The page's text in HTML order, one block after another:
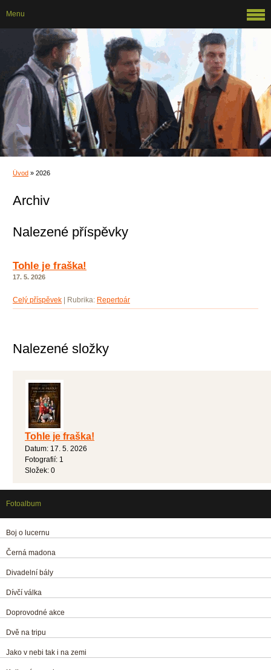
Úvod » 2026
Archiv
Nalezené příspěvky
Tohle je fraška!
17. 5. 2026
Celý příspěvek Rubrika: Repertoár
Nalezené složky
Tohle je fraška!
Datum: 17. 5. 2026
Fotografií: 1
Složek: 0
Menu
Fotoalbum
Boj o lucernu
Černá madona
Divadelní bály
Dívčí válka
Doprovodné akce
Dvě na tripu
Jako v nebi tak i na zemi